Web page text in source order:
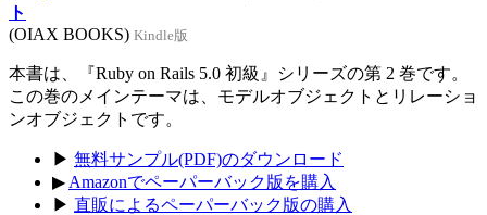
ト
(OIAX BOOKS) Kindle版
本書は、『Ruby on Rails 5.0 初級』シリーズの第 2 巻です。
この巻のメインテーマは、モデルオブジェクトとリレーショ
ンオブジェクトです。
▶ 無料サンプル(PDF)のダウンロード
▶ Amazonでペーパーバック版を購入
▶ 直販によるペーパーバック版の購入